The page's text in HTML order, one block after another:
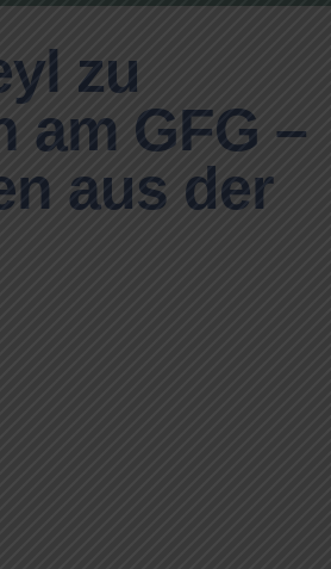
zu
am GFG –
aus der